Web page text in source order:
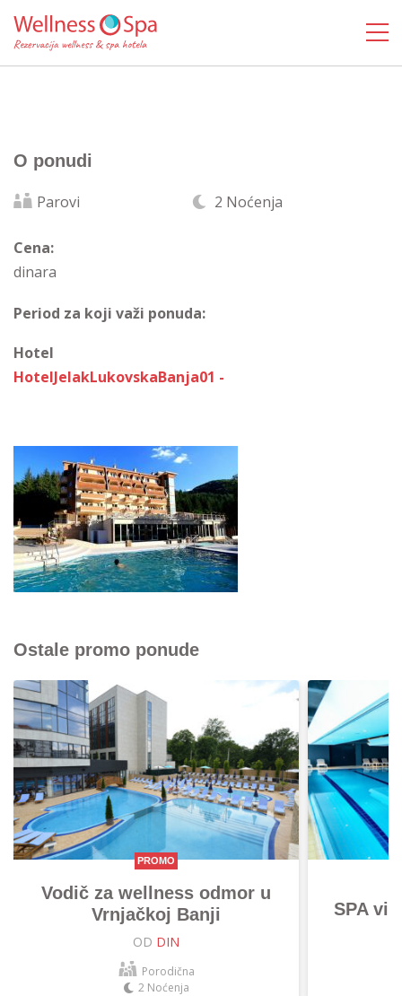
O ponudi
Parovi 2 Noćenja
Cena:
dinara
Period za koji važi ponuda:
Hotel
HotelJelakLukovskaBanja01 -
Ostale promo ponude
PROMO
Vodič za wellness odmor u
Vrnjačkoj Banji
OD DIN
Porodična
2 Noćenja
SPA